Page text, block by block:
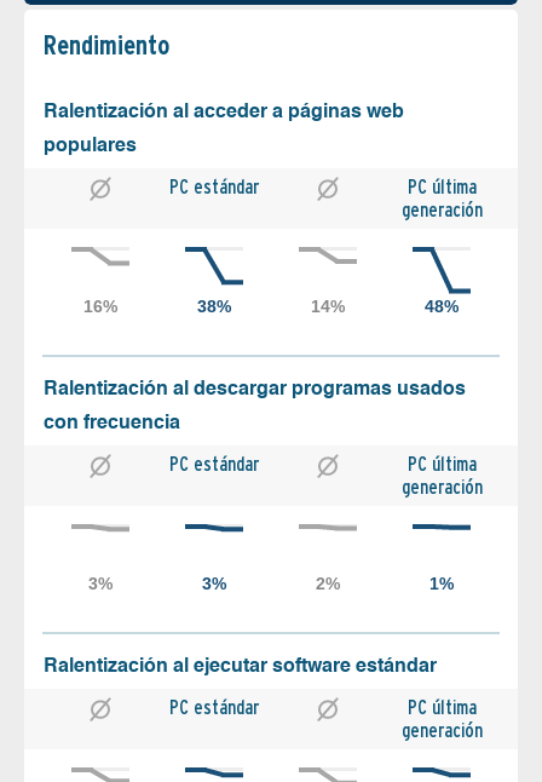
Rendimiento
Ralentización al acceder a páginas web
populares
PC estándar
PC última
generación
Ralentización al descargar programas usados
con frecuencia
PC estándar
PC última
generación
Ralentización al ejecutar software estándar
PC estándar
PC última
generación